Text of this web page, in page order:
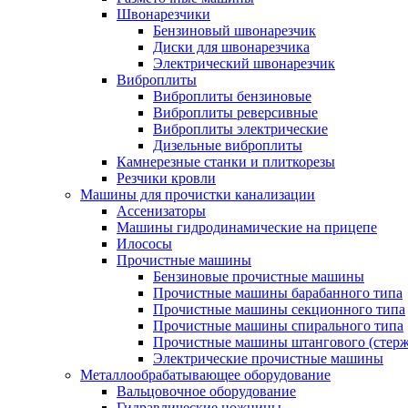
Швонарезчики
Бензиновый швонарезчик
Диски для швонарезчика
Электрический швонарезчик
Виброплиты
Виброплиты бензиновые
Виброплиты реверсивные
Виброплиты электрические
Дизельные виброплиты
Камнерезные станки и плиткорезы
Резчики кровли
Машины для прочистки канализации
Ассенизаторы
Машины гидродинамические на прицепе
Илососы
Прочистные машины
Бензиновые прочистные машины
Прочистные машины барабанного типа
Прочистные машины секционного типа
Прочистные машины спирального типа
Прочистные машины штангового
Электрические прочистные машины
Металлообрабатывающее оборудование
Вальцовочное оборудование